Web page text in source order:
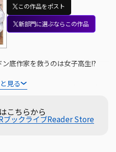
この作品をポスト
新部門に選ぶならこの作品
底作家を救うのは――女子高生!?
未経験の売れない作家、ホヅミ
コメを書いてみないかと担当編
るホヅミの前に、ある日、白花
見る
こちらから
ブックライブReader Store